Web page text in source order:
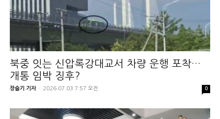
북중 잇는 신압록강대교서 차량 운행 포착…
개통 임박 징후?
장슬기 기자 - 2026.07.03 7:57 오전 0